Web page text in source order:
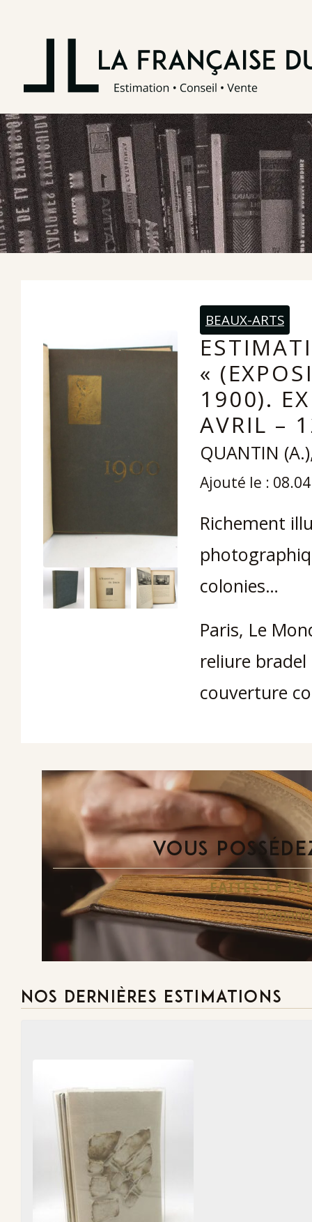
BEAUX-ARTS
«
1900).
AVRIL –
QUANTIN
Ajouté le :
Richement
colonies…
Paris, Le
reliure
couverture
VOUS
FAITES-LE
NOS DERNIÈRES ESTIMATIONS